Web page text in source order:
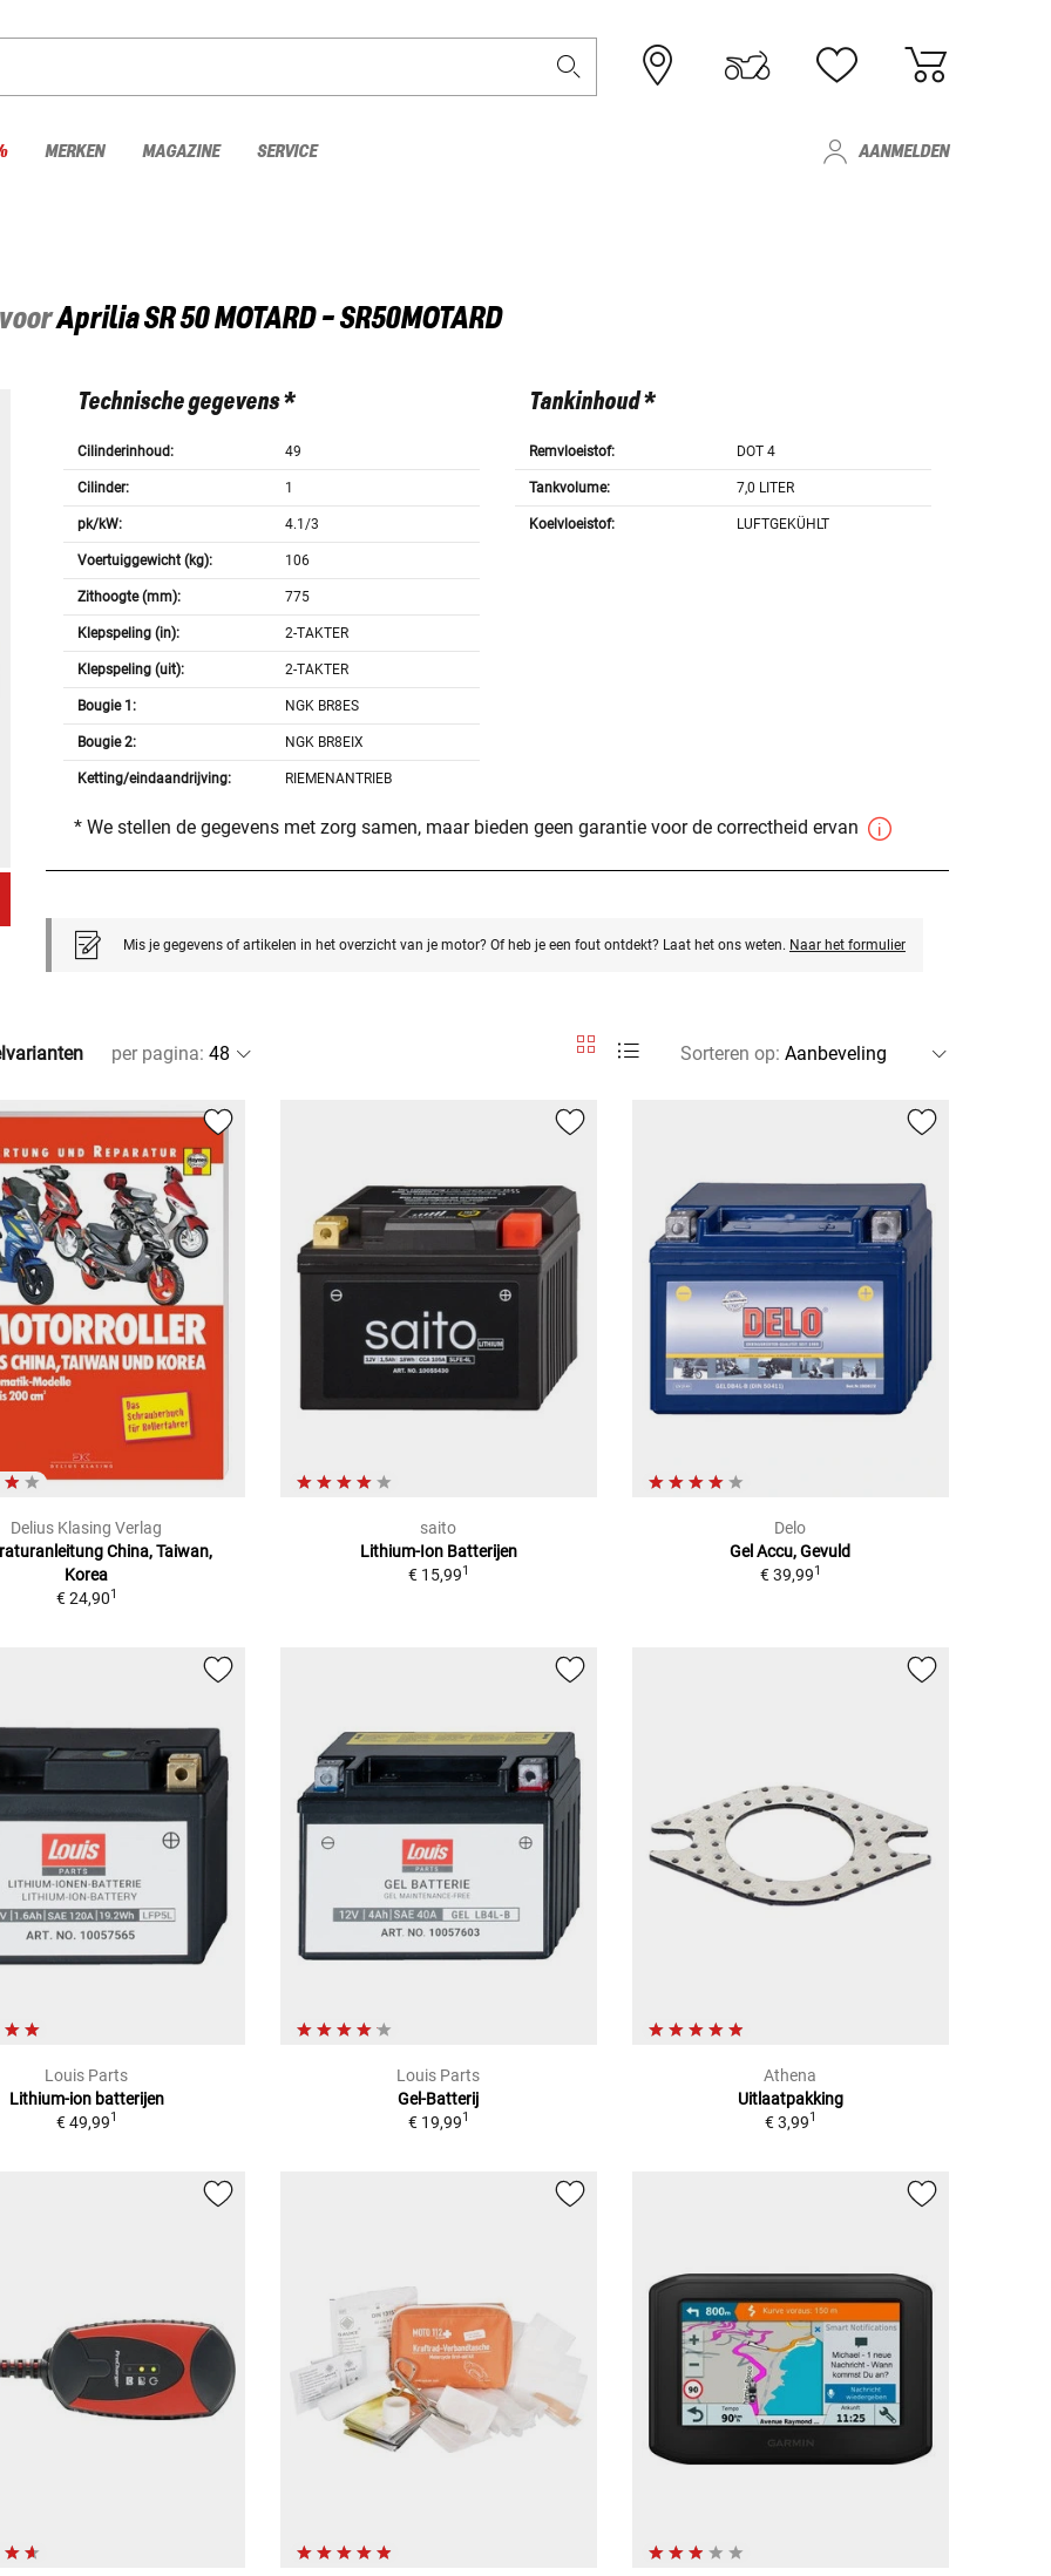
MERKEN MAGAZINE SERVICE AANMELDEN
ApriliaSR 50 MOTARD - SR50MOTARD
Technische gegevens *
Cilinderinhoud: 49
Cilinder: 1
pk/kW: 4.1/3
Voertuiggewicht (kg): 106
Zithoogte (mm): 775
Klepspeling (in): 2-TAKTER
Klepspeling (uit): 2-TAKTER
Bougie 1: NGK BR8ES
Bougie 2: NGK BR8EIX
Ketting/eindaandrijving: RIEMENANTRIEB
Tankinhoud *
Remvloeistof: DOT 4
Tankvolume: 7,0 LITER
Koelvloeistof: LUFTGEKÜHLT
* We stellen de gegevens met zorg samen, maar bieden geen garantie voor de correctheid ervan
Mis je gegevens of artikelen in het overzicht van je motor? Of heb je een fout ontdekt? Laat het ons weten. Naar het formulier
per pagina: Sorteren op:
Delius Klasing Verlag
China, Taiwan,
Korea
€ 24,901
saito
Lithium-Ion Batterijen
€ 15,991
Delo
Gel Accu, Gevuld
€ 39,991
Louis Parts
Lithium-ion batterijen
€ 49,991
Louis Parts
Gel-Batterij
€ 19,991
Athena
Uitlaatpakking
€ 3,991